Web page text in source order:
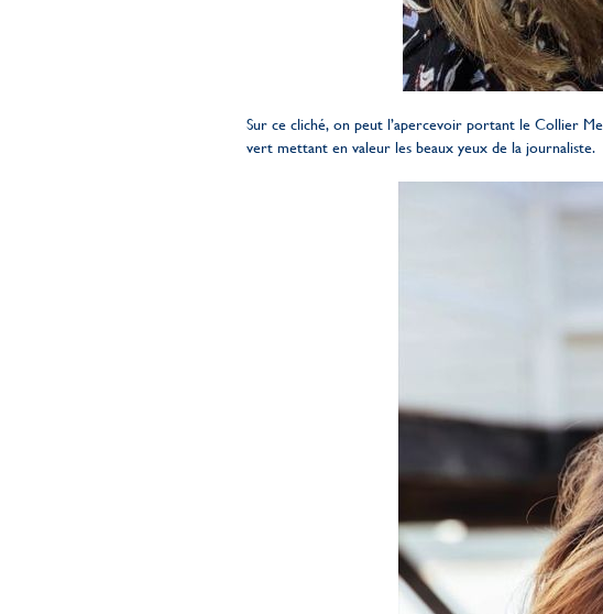
Sur ce cliché, on peut l’apercevoir portant le Collier
vert mettant en valeur les beaux yeux de la journaliste.